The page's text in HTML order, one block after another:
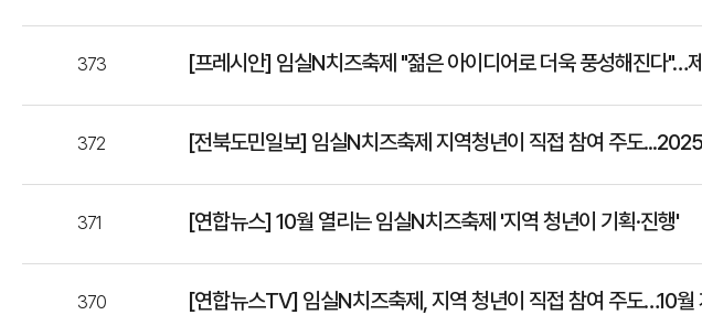
373 [프레시안] 임실N치즈축제 "젊은 아이디어로 더욱 풍성해진다"…
372 [전북도민일보] 임실N치즈축제 지역청년이 직접 참여 주도
371 [연합뉴스] 10월 열리는 임실N치즈축제 '지역 청년이 기획·진행'
370 [연합뉴스TV] 임실N치즈축제, 지역 청년이 직접 참여 주도…10월